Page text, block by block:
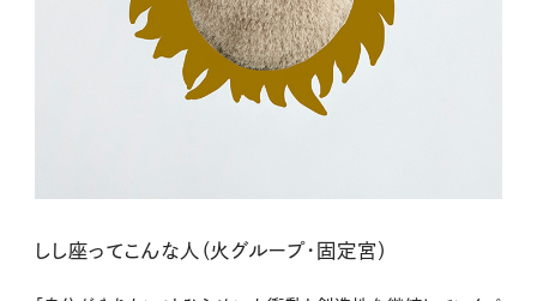
しし座ってこんな人（火グループ・固定宮）